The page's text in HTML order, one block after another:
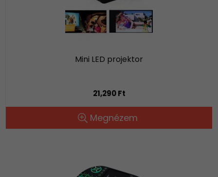
Mini LED projektor
21,290 Ft
Megnézem